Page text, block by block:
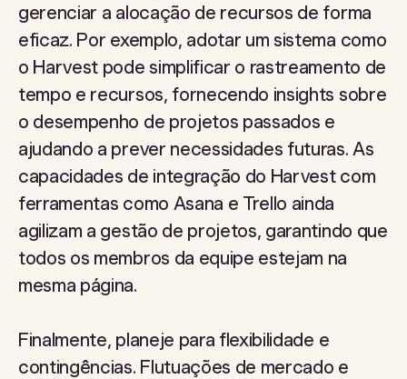
gerenciar a alocação de recursos de forma
eficaz. Por exemplo, adotar um sistema como
o Harvest pode simplificar o rastreamento de
tempo e recursos, fornecendo insights sobre
o desempenho de projetos passados e
ajudando a prever necessidades futuras. As
capacidades de integração do Harvest com
ferramentas como Asana e Trello ainda
agilizam a gestão de projetos, garantindo que
todos os membros da equipe estejam na
mesma página.
Finalmente, planeje para flexibilidade e
contingências. Flutuações de mercado e